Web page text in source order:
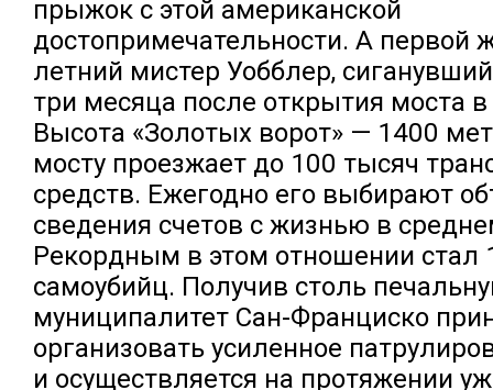
прыжок с этой американской
достопримечательности. А первой
летний мистер Уобблер,
три месяца после открытия моста в
Высота «Золотых ворот» — 1400
мосту проезжает до 100 тысяч
средств. Ежегодно его выбирают
сведения счетов с жизнью в
Рекордным в этом отношении стал
самоубийц. Получив столь
муниципалитет Сан-Франциско
организовать усиленное
и осуществляется на протяжении